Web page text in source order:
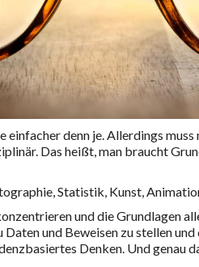
denn je. Allerdings
Das heißt, man braucht
Statistik, Kunst,
und die Grundlagen
Daten und Beweisen zu stellen
Denken. Und genau